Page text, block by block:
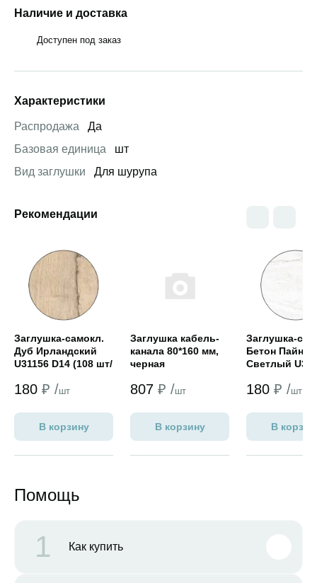
Наличие и доставка
Доступен под заказ
Характеристики
Распродажа
Да
Базовая единица
шт
Вид заглушки
Для шурупа
Рекомендации
Заглушка-самокл.
Дуб Ирландский
U31156 D14 (108 шт/
Лево)
180 ₽ /шт
В корзину
Заглушка кабель-
канала 80*160 мм,
черная
807 ₽ /шт
В корзину
Заглушка-
Бетон Пайн
Светлый
Травертин)
180 ₽ /шт
В
Помощь
1 Как купить